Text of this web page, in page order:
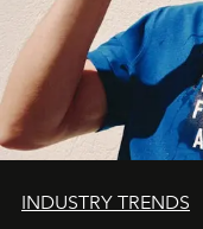
INDUSTRY TRENDS